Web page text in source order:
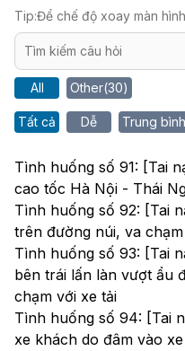
Tip:Để chế độ xoay màn
All Other(30)
Tất cả Dễ Trung bình
Tình huống số 91: [Tai
cao tốc Hà Nội - Thái
Tình huống số 92: [Tai
trên đường núi, va
Tình huống số 93: [Tai
bên trái lấn làn vượt ẩu
chạm với xe tải
Tình huống số 94: [Tai
xe khách do đâm vào